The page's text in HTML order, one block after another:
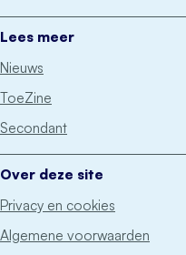
Lees meer
Nieuws
ToeZine
Secondant
Over deze site
Privacy en cookies
Algemene voorwaarden